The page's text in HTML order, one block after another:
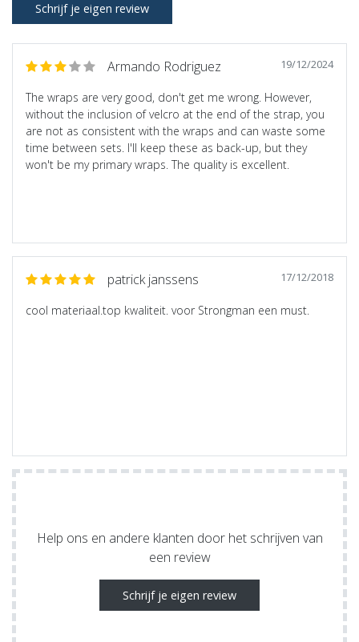
Schrijf je eigen review
Armando Rodriguez 19/12/2024
The wraps are very good, don't get me wrong. However,
without the inclusion of velcro at the end of the strap, you
are not as consistent with the wraps and can waste some
time between sets. I'll keep these as back-up, but they
won't be my primary wraps. The quality is excellent.
patrick janssens 17/12/2018
cool materiaal.top kwaliteit. voor Strongman een must.
Help ons en andere klanten door het schrijven van
een review
Schrijf je eigen review